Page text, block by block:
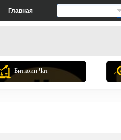
Главная
Биткоин Чат